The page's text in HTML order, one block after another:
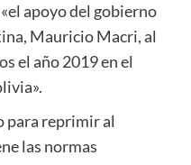
apoyo del gobierno
Mauricio Macri, al
el año 2019 en el
para reprimir al
las normas